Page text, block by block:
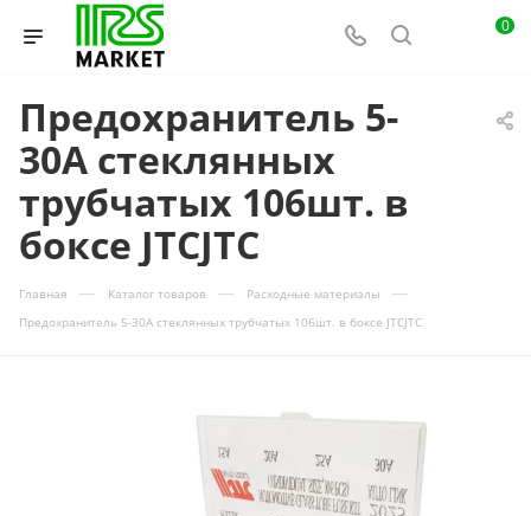
0
Предохранитель 5-
30А стеклянных
трубчатых 106шт. в
боксе JTCJTC
Главная — Каталог товаров — Расходные материалы —
Предохранитель 5-30А стеклянных трубчатых 106шт. в боксе JTCJTC